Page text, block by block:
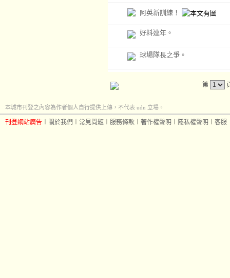
阿英新訓練！
好料連年。
球場隊長之爭。
第
本城市刊登之內容為作者個人自行提供上傳，不代表 udn 立場。
刊登網站廣告 關於我們 常見問題 服務條款 著作權聲明 隱私權聲明 客服